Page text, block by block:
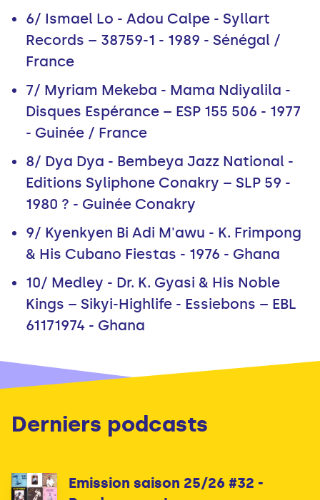
6/ Ismael Lo - Adou Calpe - Syllart
Records – 38759-1 - 1989 - Sénégal /
France
7/ Myriam Mekeba - Mama Ndiyalila -
Disques Espérance – ESP 155 506 - 1977
- Guinée / France
8/ Dya Dya - Bembeya Jazz National -
Editions Syliphone Conakry – SLP 59 -
1980 ? - Guinée Conakry
9/ Kyenkyen Bi Adi M'awu - K. Frimpong
& His Cubano Fiestas - 1976 - Ghana
10/ Medley - Dr. K. Gyasi & His Noble
Kings – Sikyi-Highlife - Essiebons – EBL
61171974 - Ghana
Derniers podcasts
Emission saison 25/26 #32 -